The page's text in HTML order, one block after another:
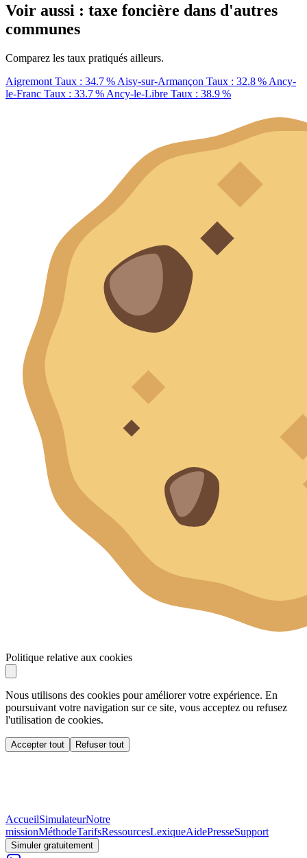
Voir aussi : taxe foncière dans d'autres
communes
Comparez les taux pratiqués ailleurs.
Aigremont Taux : 34.7 % Aisy-sur-Armançon Taux : 32.8 % Ancy-
le-Franc Taux : 33.7 % Ancy-le-Libre Taux : 38.9 %
Politique relative aux cookies
Nous utilisons des cookies pour améliorer votre expérience. En
poursuivant votre navigation sur ce site, vous acceptez ou refusez
l'utilisation de cookies.
Accepter tout Refuser tout
AccueilSimulateurNotre
missionMéthodeTarifsRessourcesLexiqueAidePresseSupport
Simuler gratuitement